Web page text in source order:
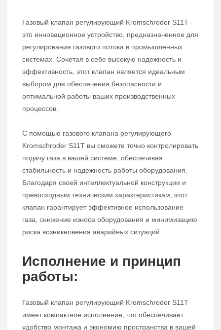
Газовый клапан регулирующий Kromschroder S11T -
это инновационное устройство, предназначенное для
регулирования газового потока в промышленных
системах. Сочетая в себе высокую надежность и
эффективность, этот клапан является идеальным
выбором для обеспечения безопасности и
оптимальной работы ваших производственных
процессов.
С помощью газового клапана регулирующего
Kromschroder S11T вы сможете точно контролировать
подачу газа в вашей системе, обеспечивая
стабильность и надежность работы оборудования.
Благодаря своей интеллектуальной конструкции и
превосходным техническим характеристикам, этот
клапан гарантирует эффективное использование
газа, снижение износа оборудования и минимизацию
риска возникновения аварийных ситуаций.
Исполнение и принцип
работы:
Газовый клапан регулирующий Kromschroder S11T
имеет компактное исполнение, что обеспечивает
удобство монтажа и экономию пространства в вашей